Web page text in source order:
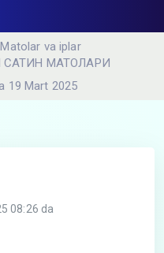
Matolar va iplar
МАТОЛАРИ
19 Mart 2025
08:26 da